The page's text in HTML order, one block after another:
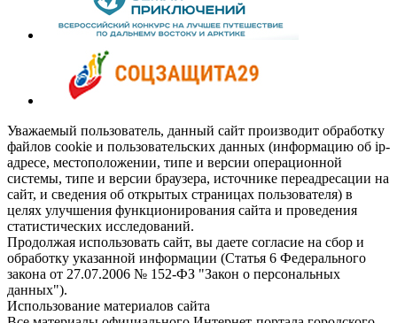
Уважаемый пользователь, данный сайт производит обработку
файлов cookie и пользовательских данных (информацию об ip-
адресе, местоположении, типе и версии операционной
системы, типе и версии браузера, источнике переадресации на
сайт, и сведения об открытых страницах пользователя) в
целях улучшения функционирования сайта и проведения
статистических исследований.
Продолжая использовать сайт, вы даете согласие на сбор и
обработку указанной информации (Статья 6 Федерального
закона от 27.07.2006 № 152-ФЗ "Закон о персональных
данных").
Использование материалов сайта